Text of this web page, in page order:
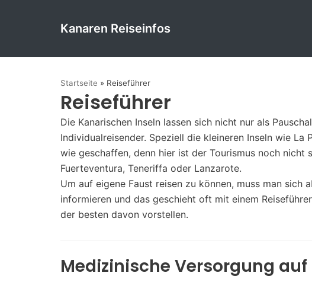
Kanaren Reiseinfos
Startseite » Reiseführer
Reiseführer
Die Kanarischen Inseln lassen sich nicht nur als
Individualreisender. Speziell die kleineren Inseln wie
wie geschaffen, denn hier ist der Tourismus noch
Fuerteventura, Teneriffa oder Lanzarote.
Um auf eigene Faust reisen zu können, muss man sich
informieren und das geschieht oft mit einem
der besten davon vorstellen.
Medizinische Versorgung